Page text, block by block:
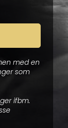
med en
som
ifbm.